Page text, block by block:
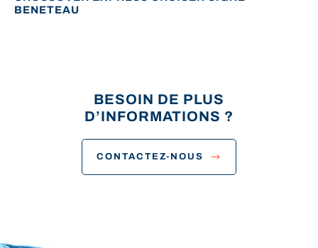
BENETEAU
BESOIN DE PLUS
D’INFORMATIONS ?
CONTACTEZ-NOUS